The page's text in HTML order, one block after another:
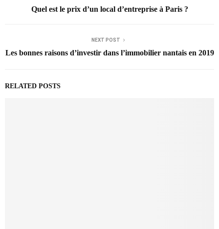
Quel est le prix d’un local d’entreprise à Paris ?
NEXT POST
Les bonnes raisons d’investir dans l’immobilier nantais en 2019
RELATED POSTS